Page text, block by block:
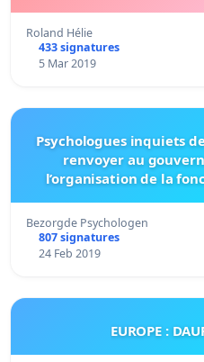
Roland Hélie
433 signatures
5 Mar 2019
Psychologues inquiets
renvoyer au
l’organisation de la
Bezorgde Psychologen
807 signatures
24 Feb 2019
EUROPE :